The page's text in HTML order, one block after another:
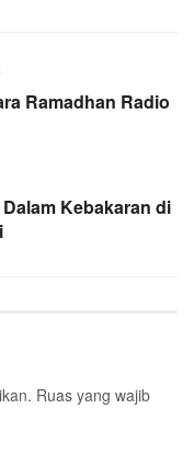
Ramadhan Radio
Kebakaran di
Ruas yang wajib